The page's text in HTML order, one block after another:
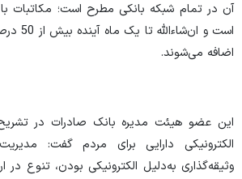
آن در تمام شبکه بانکی مطرح است؛ مکاتبات با
است و
اضافه می‌شوند.
این عضو هیئت مدیره بانک صادرات در تشریح
الکترونیکی دارایی برای مردم گفت:
وثیقه‌گذاری به‌دلیل الکترونیکی بودن، تنوع در